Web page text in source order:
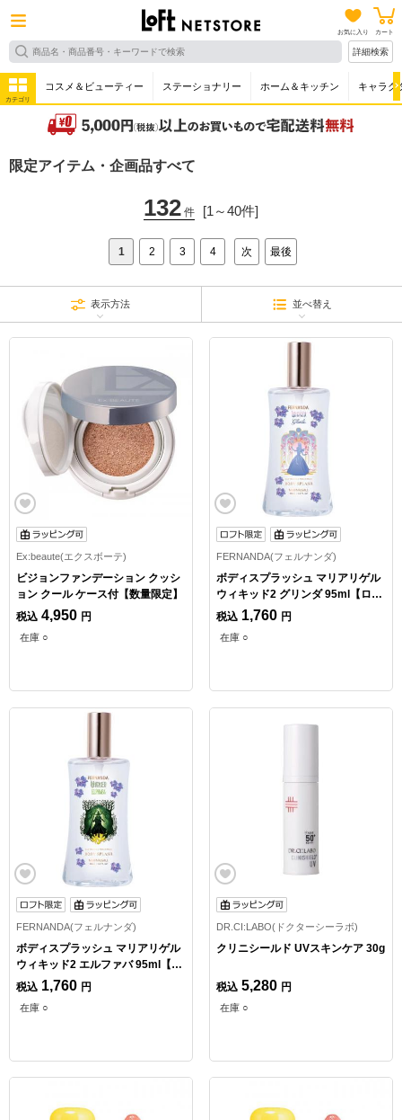
お気に入り カート
詳細検索
カテゴリ
コスメ＆ビューティー ステーショナリー ホーム＆キッチン キャラク
限定アイテム・企画品すべて
132 件 [1～40件]
1 2 3 4 次 最後
表示方法 並べ替え
Ex:beaute(エクスボーテ)
ビジョンファンデーション クッシ
ョン クール ケース付【数量限定】
税込 4,950 円
在庫 ○
FERNANDA(フェルナンダ)
ボディスプラッシュ マリアリゲル
ウィキッド2 グリンダ 95ml【ロフ
ト限定】
税込 1,760 円
在庫 ○
FERNANDA(フェルナンダ)
ボディスプラッシュ マリアリゲル
ウィキッド2 エルファバ 95ml【ロ
フト限定】
税込 1,760 円
在庫 ○
DR.CI:LABO(ドクターシーラボ)
クリニシールド UVスキンケア 30g
税込 5,280 円
在庫 ○